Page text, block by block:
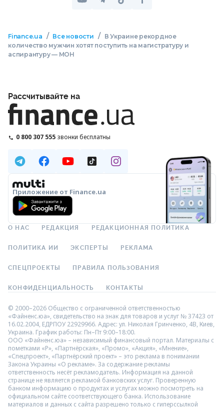
Finance.ua / Все новости /
В Украине рекордное
количество мужчин хотят поступить на магистратуру и
аспирантуру — МОН
Рассчитывайте на
0 800 307 555 звонки бесплатны
Приложение от Finance.ua
О НАС РЕДАКЦИЯ РЕДАКЦИОННАЯ ПОЛИТИКА
ПОЛИТИКА ИИ ЭКСПЕРТЫ РЕКЛАМА
СПЕЦПРОЕКТЫ ПРАВИЛА ПОЛЬЗОВАНИЯ
КОНФИДЕНЦИАЛЬНОСТЬ КОНТАКТЫ
© 2000–2026 Общество с ограниченной ответственностью
«Файненс.юа», свидетельство на знак для товаров и услуг № 37423 от
16.02.2004, ЕДРПОУ 22929966. Адрес: ул. Николая Гринченко, 4В, Киев,
Украина. График работы: Пн–Пт 9:00–18:00.
ООО «Файненс.юа» – независимый финансовый портал. Материалы с
пометками «Р», «Партнёрская», «Промо», «Акция», «Мнение»,
«Спецпроект», «Партнёрский проект» – это реклама в понимании
Закона Украины «О рекламе». За содержание рекламы
ответственность несёт рекламодатель. Информация на данной
странице не является рекламой банковских услуг. Проверенную
банком информацию о продуктах и услугах можно посмотреть на
официальном сайте соответствующего банка. Использование
материалов и данных с сайта разрешено только с гиперссылкой